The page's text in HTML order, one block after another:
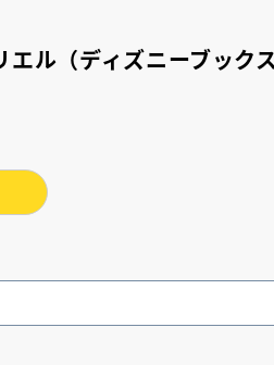
（ディズニーブックス